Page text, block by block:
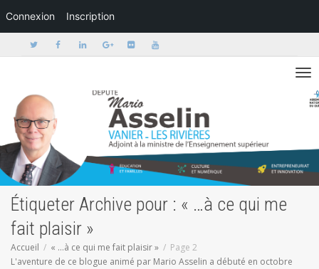
Connexion Inscription
Activer/
Étiqueter Archive pour : « …à ce qui me
fait plaisir »
Accueil « …à ce qui me fait plaisir »
Page 2
L'aventure de ce blogue animé par Mario Asselin a débuté en octobre